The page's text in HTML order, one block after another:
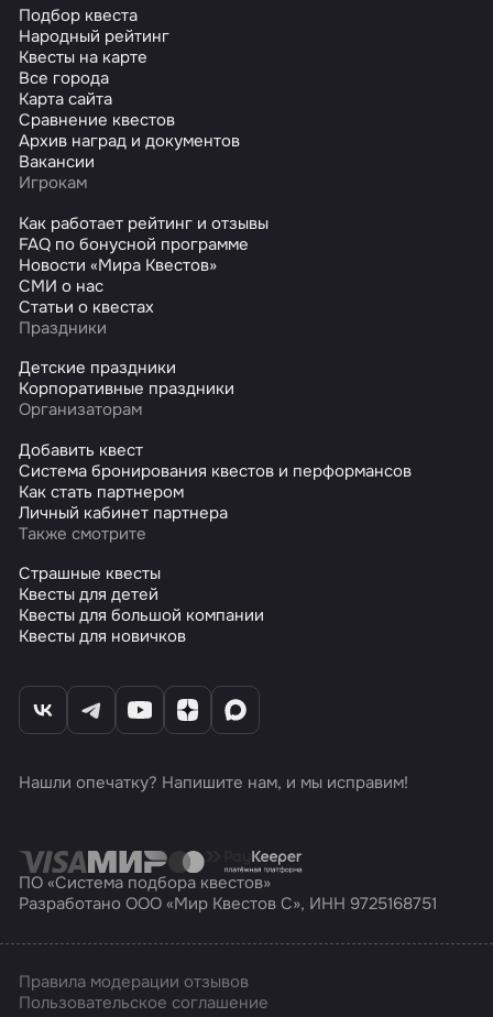
Подбор квеста
Народный рейтинг
Квесты на карте
Все города
Карта сайта
Сравнение квестов
Архив наград и документов
Вакансии
Игрокам
Как работает рейтинг и отзывы
FAQ по бонусной программе
Новости «Мира Квестов»
СМИ о нас
Статьи о квестах
Праздники
Детские праздники
Корпоративные праздники
Организаторам
Добавить квест
Система бронирования квестов и перформансов
Как стать партнером
Личный кабинет партнера
Также смотрите
Страшные квесты
Квесты для детей
Квесты для большой компании
Квесты для новичков
Нашли опечатку? Напишите нам, и мы исправим!
ПО «Система подбора квестов»
Разработано ООО «Мир Квестов С», ИНН 9725168751
Правила модерации отзывов
Пользовательское соглашение